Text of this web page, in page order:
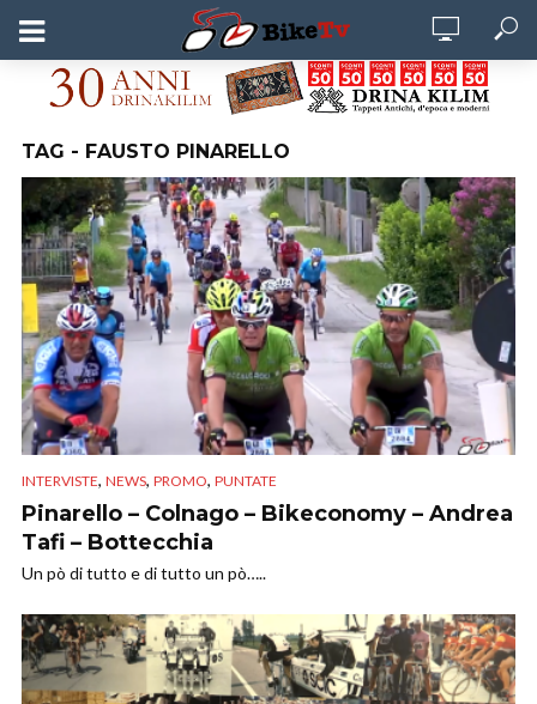
TAG - FAUSTO PINARELLO
INTERVISTE, NEWS, PROMO, PUNTATE
Pinarello – Colnago – Bikeconomy – Andrea
Tafi – Bottecchia
Un pò di tutto e di tutto un pò…..